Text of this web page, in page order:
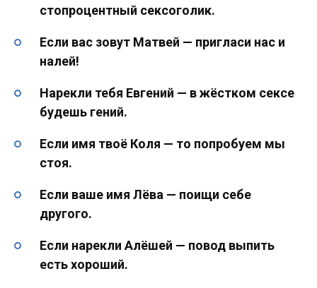
стопpоцентный сексоголик.
Если вас зовут Матвей — пригласи нас и
налей!
Нарекли тебя Евгений — в жёстком сексе
будешь гений.
Если имя твоё Коля — то попробуем мы
стоя.
Если ваше имя Лёва — поищи себе
другого.
Если нарекли Алёшей — повод выпить
есть хороший.